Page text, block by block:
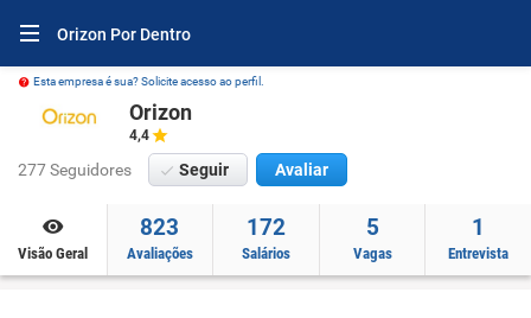
Orizon Por Dentro
Esta empresa é sua? Solicite acesso ao perfil.
Orizon
4,4
277 Seguidores Seguir Avaliar
Visão Geral
823
Avaliações
172
Salários
5
Vagas
1
Entrevista